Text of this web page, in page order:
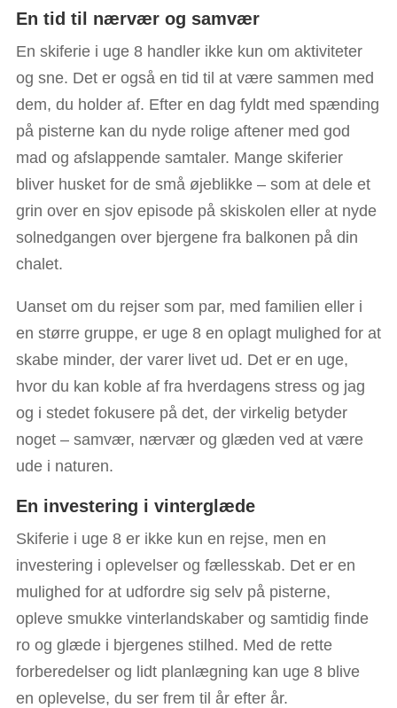
En tid til nærvær og samvær
En skiferie i uge 8 handler ikke kun om aktiviteter
og sne. Det er også en tid til at være sammen med
dem, du holder af. Efter en dag fyldt med spænding
på pisterne kan du nyde rolige aftener med god
mad og afslappende samtaler. Mange skiferier
bliver husket for de små øjeblikke – som at dele et
grin over en sjov episode på skiskolen eller at nyde
solnedgangen over bjergene fra balkonen på din
chalet.
Uanset om du rejser som par, med familien eller i
en større gruppe, er uge 8 en oplagt mulighed for at
skabe minder, der varer livet ud. Det er en uge,
hvor du kan koble af fra hverdagens stress og jag
og i stedet fokusere på det, der virkelig betyder
noget – samvær, nærvær og glæden ved at være
ude i naturen.
En investering i vinterglæde
Skiferie i uge 8 er ikke kun en rejse, men en
investering i oplevelser og fællesskab. Det er en
mulighed for at udfordre sig selv på pisterne,
opleve smukke vinterlandskaber og samtidig finde
ro og glæde i bjergenes stilhed. Med de rette
forberedelser og lidt planlægning kan uge 8 blive
en oplevelse, du ser frem til år efter år.